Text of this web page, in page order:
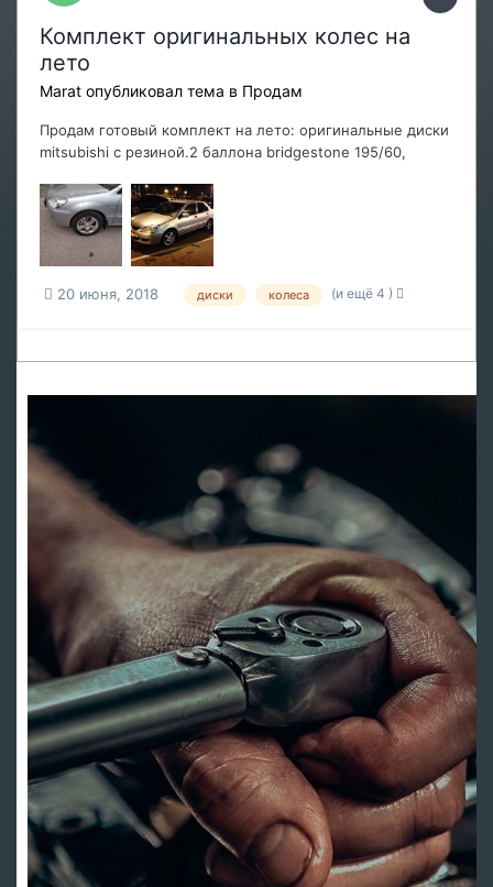
Комплект оригинальных колес на
лето
Marat опубликовал тема в Продам
Продам готовый комплект на лето: оригинальные диски
mitsubishi с резиной.2 баллона bridgestone 195/60,
195/65 остаток 5,5 мм. На пару сезонов точно хватит.
Состояние на 4, имеются притертости от бордюра.
Серьезных изъянов нет. Небольшой торг на...
20 июня, 2018 диски колеса (и ещё 4 )